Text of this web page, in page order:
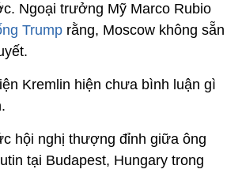
Ngoại trưởng Mỹ Marco Rubio
Trump rằng, Moscow không sẵn
Kremlin hiện chưa bình luận gì
hội nghị thượng đỉnh giữa ông
tại Budapest, Hungary trong